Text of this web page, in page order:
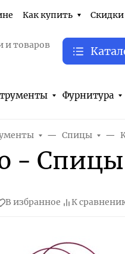
Как купить Скидки
и товаров
Фурнитура
Спицы
-
В избранное К